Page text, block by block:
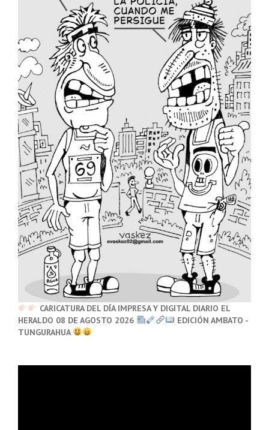
CARICATURA DEL DÍA IMPRESA Y DIGITAL DIARIO EL
HERALDO 08 DE AGOSTO 2026
EDICIÓN AMBATO -
TUNGURAHUA